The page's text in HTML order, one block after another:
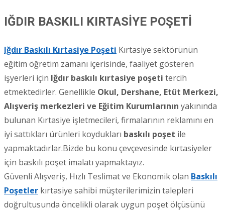
IĞDIR BASKILI KIRTASİYE POŞETİ
Iğdır Baskılı Kırtasiye Poşeti Kırtasiye sektörünün
eğitim öğretim zamanı içerisinde, faaliyet gösteren
işyerleri için Iğdır baskılı kırtasiye poşeti tercih
etmektedirler. Genellikle Okul, Dershane, Etüt Merkezi,
Alışveriş merkezleri ve Eğitim Kurumlarının yakınında
bulunan Kırtasiye işletmecileri, firmalarının reklamını en
iyi sattıkları ürünleri koydukları baskılı poşet ile
yapmaktadırlar.Bizde bu konu çevçevesinde kırtasiyeler
için baskılı poşet imalatı yapmaktayız.
Güvenli Alışveriş, Hızlı Teslimat ve Ekonomik olan Baskılı
Poşetler kırtasiye sahibi müşterilerimizin talepleri
doğrultusunda öncelikli olarak uygun poşet ölçüsünü